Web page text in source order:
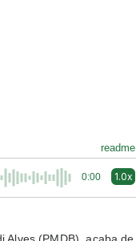
readme
0:00 1.0x